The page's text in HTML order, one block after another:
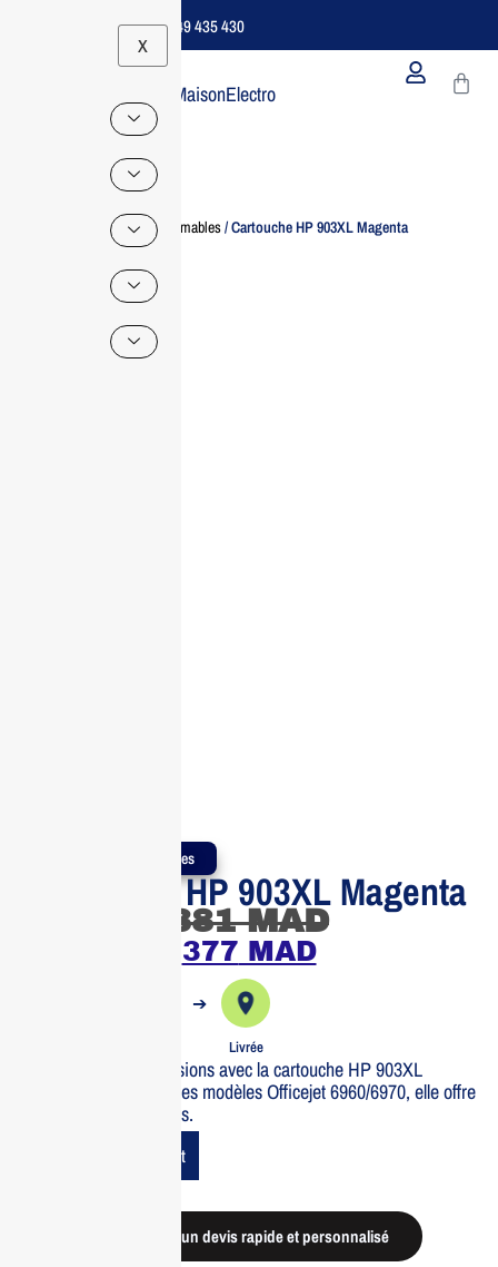
Support B2B Dédié | 06 49 435 430
X
MaisonElectro
Home /Consommables/ Cartouche HP 903XL Magenta
Produits Authentiques
Cartouche HP 903XL Magenta
381MAD
377 MAD
➔
Livrée
Optimisez vos impressions avec la cartouche HP 903XL
Magenta. Idéale pour les modèles Officejet 6960/6970, elle offre
des couleurs éclatantes.
Add To Cart
Demander un devis rapide et personnalisé